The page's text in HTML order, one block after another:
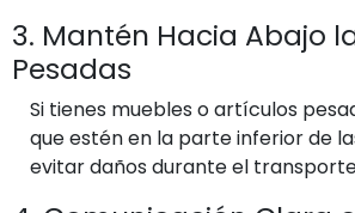
3. Mantén Hacia Abajo
Pesadas
Si tienes muebles o artículos
que estén en la parte inferior de
evitar daños durante el